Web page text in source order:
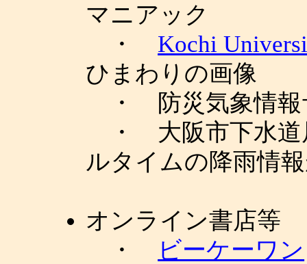
マニアック
・ Kochi
ひまわりの画像
・ 防災気象情報
・ 大阪市下水
ルタイムの降雨情
オンライン書店等
・
ビーケーワン